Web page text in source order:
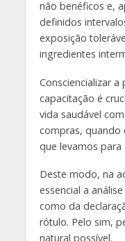
não benéficos e,
definidos
exposição
ingredientes
Consciencializar
capacitação é
vida saudável
compras, quando
que levamos para
Deste modo, na
essencial a
como da
rótulo. Pelo sim,
natural possível.